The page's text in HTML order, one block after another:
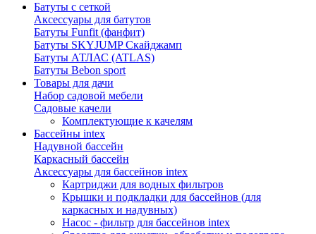
Батуты с сеткой
Аксессуары для батутов
Батуты Funfit (фанфит)
Батуты SKYJUMP Скайджамп
Батуты АТЛАС (ATLAS)
Батуты Вebon sport
Товары для дачи
Набор садовой мебели
Садовые качели
Комплектующие к качелям
Бассейны intex
Надувной бассейн
Каркасный бассейн
Аксессуары для бассейнов intex
Картриджи для водных фильтров
Крышки и подкладки для бассейнов (для
каркасных и надувных)
Насос - фильтр для бассейнов intex